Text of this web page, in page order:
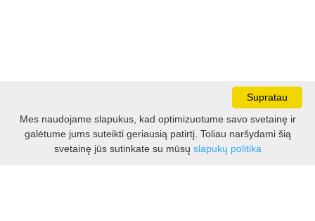
Darbo laikas:
I - V 8.30 - 17.00 val.
Supratau
Mes naudojame slapukus, kad optimizuotume savo svetainę ir
galėtume jums suteikti geriausią patirtį. Toliau naršydami šią
svetainę jūs sutinkate su mūsų slapukų politika